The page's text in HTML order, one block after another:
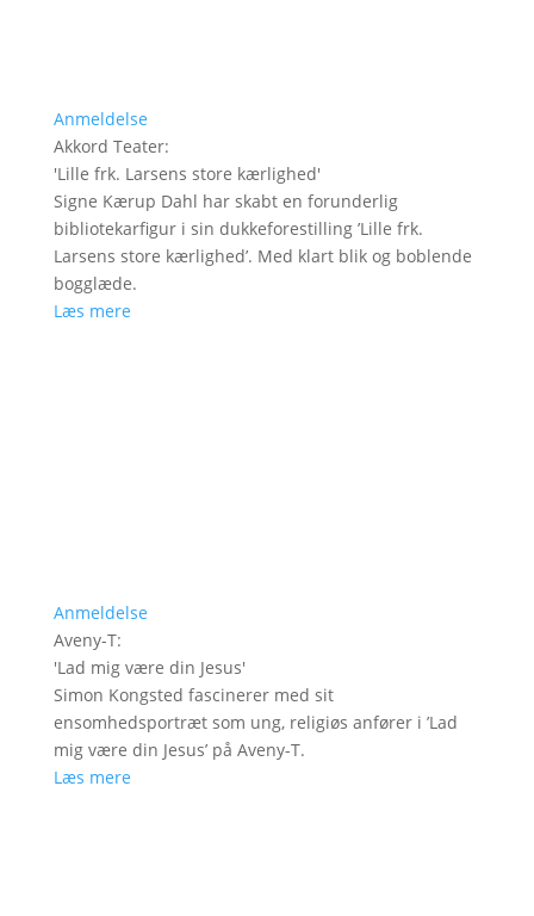
Anmeldelse
Akkord Teater:
'Lille frk. Larsens store kærlighed'
Signe Kærup Dahl har skabt en forunderlig
bibliotekarfigur i sin dukkeforestilling ’Lille frk.
Larsens store kærlighed’. Med klart blik og boblende
bogglæde.
Læs mere
Anmeldelse
Aveny-T:
'Lad mig være din Jesus'
Simon Kongsted fascinerer med sit
ensomhedsportræt som ung, religiøs anfører i ’Lad
mig være din Jesus’ på Aveny-T.
Læs mere